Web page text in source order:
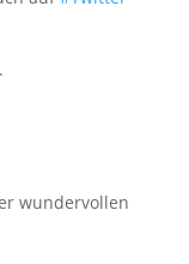
wundervollen